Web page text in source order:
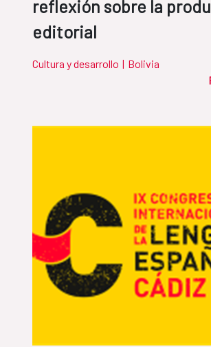
reflexión sobre la
editorial
Cultura y desarrollo | Bolivia